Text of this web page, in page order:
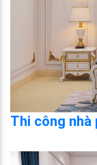
Thi công nhà